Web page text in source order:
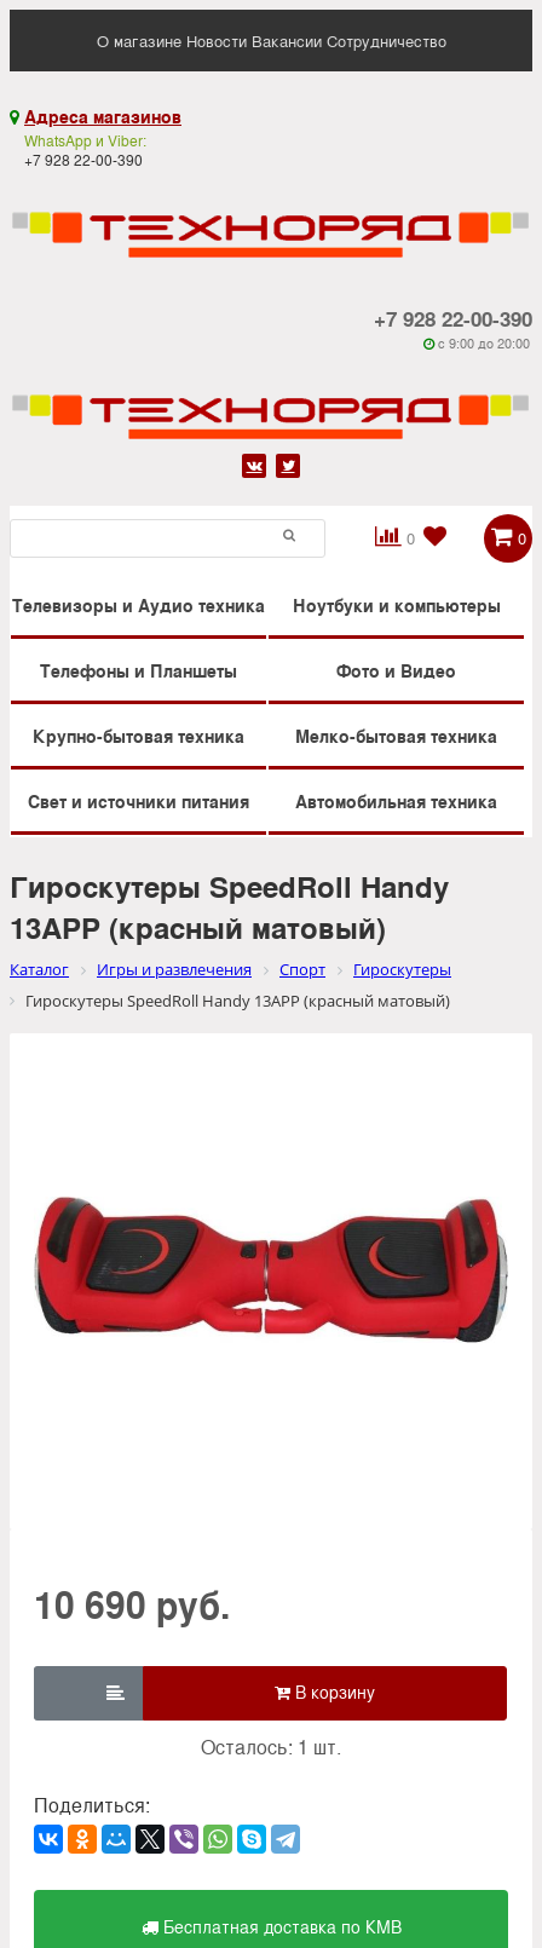
О магазине Новости Вакансии Сотрудничество
 Адреса магазинов
WhatsApp и Viber:
+7 928 22-00-390
+7 928 22-00-390
 c 9:00 до 20:00
 
0

 0
Телевизоры и Аудио техника Ноутбуки и компьютеры
Телефоны и Планшеты Фото и Видео
Крупно-бытовая техника Мелко-бытовая техника
Свет и источники питания Автомобильная техника
Гироскутеры SpeedRoll Handy
13APP (красный матовый)
Каталог Игры и развлечения Спорт
Гироскутеры
Гироскутеры SpeedRoll Handy 13APP (красный матовый)
10 690 руб.

Осталось: 1 шт.
Поделиться:
Бесплатная доставка по КМВ